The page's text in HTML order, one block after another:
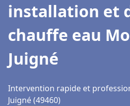
installation et
chauffe eau
Juigné
Intervention rapide et
Juigné (49460)